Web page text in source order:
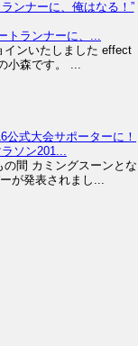
トランナーに、...
インいたしました effect
小森です。 ...
ソン201...
間 カミングスーンとな
が発表されまし...